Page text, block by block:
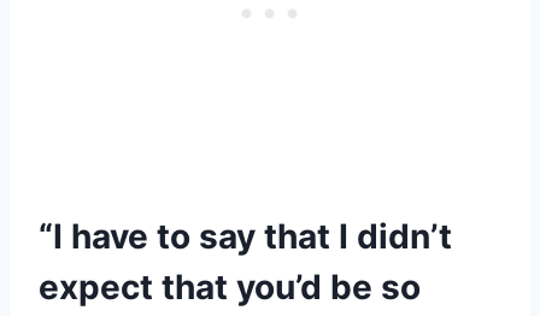
“I have to say that I didn’t
expect that you’d be so